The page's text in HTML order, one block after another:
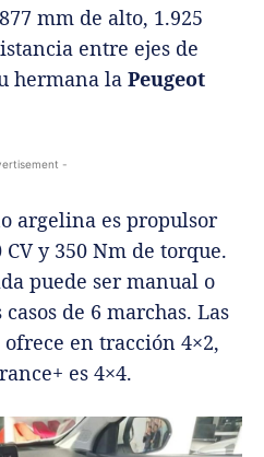
mm de alto, 1.925
entre ejes de
hermana la Peugeot
-
argelina es propulsor
y ​​350 Nm de torque.
puede ser manual o
de 6 marchas. Las
en tracción 4×2,
es 4×4.